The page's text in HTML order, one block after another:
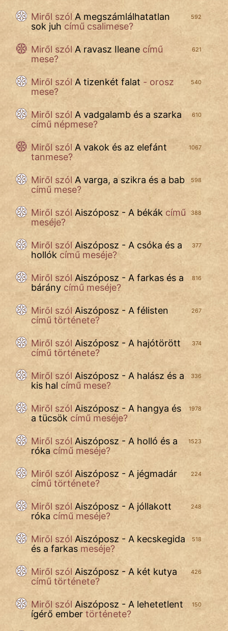
592
Miről szól A megszámlálhatatlan
sok juh című csalimese?
621
Miről szól A ravasz Ileane című
mese?
540
Miről szól A tizenkét falat - orosz
mese?
610
Miről szól A vadgalamb és a szarka
című népmese?
1067
Miről szól A vakok és az elefánt
tanmese?
598
Miről szól A varga, a szikra és a bab
című mese?
388
Miről szól Aiszóposz - A békák című
meséje?
377
Miről szól Aiszóposz - A csóka és a
hollók című meséje?
816
Miről szól Aiszóposz - A farkas és a
bárány című meséje?
267
Miről szól Aiszóposz - A félisten
című története?
374
Miről szól Aiszóposz - A hajótörött
című története?
336
Miről szól Aiszóposz - A halász és a
kis hal című mese?
1978
Miről szól Aiszóposz - A hangya és
a tücsök című meséje?
1523
Miről szól Aiszóposz - A holló és a
róka című meséje?
224
Miről szól Aiszóposz - A jégmadár
című története?
248
Miről szól Aiszóposz - A jóllakott
róka című meséje?
518
Miről szól Aiszóposz - A kecskegida
és a farkas meséje?
426
Miről szól Aiszóposz - A két kutya
című története?
150
Miről szól Aiszóposz - A lehetetlent
ígérő ember története?